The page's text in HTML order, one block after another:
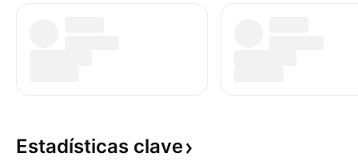
Estadísticas clave